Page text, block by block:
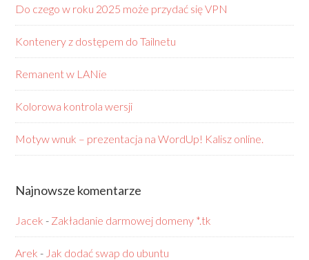
Do czego w roku 2025 może przydać się VPN
Kontenery z dostępem do Tailnetu
Remanent w LANie
Kolorowa kontrola wersji
Motyw wnuk – prezentacja na WordUp! Kalisz online.
Najnowsze komentarze
Jacek - Zakładanie darmowej domeny *.tk
Arek - Jak dodać swap do ubuntu